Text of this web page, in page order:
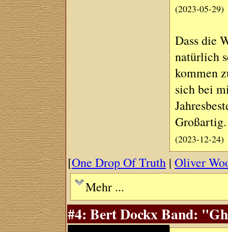
(2023-05-29)
Dass die
natürlich
kommen
sich bei
Großartig.
(2023-12-24)
[One Drop Of Truth |Oliver
Mehr ...
#4: Bert Dockx Band: